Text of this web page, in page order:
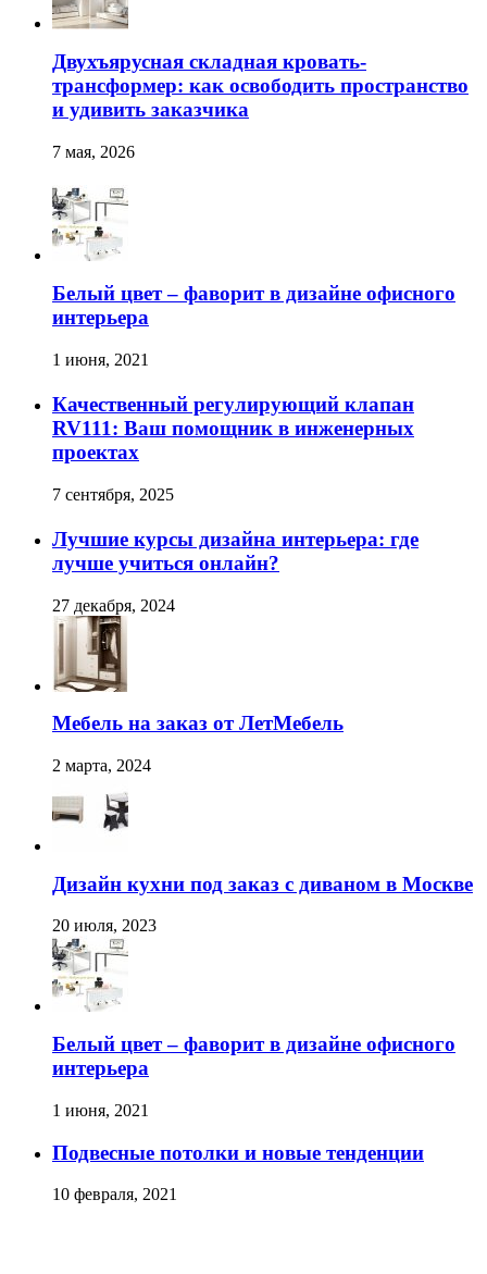
Двухъярусная складная кровать-
трансформер: как освободить пространство
и удивить заказчика
7 мая, 2026
Белый цвет – фаворит в дизайне офисного
интерьера
1 июня, 2021
Качественный регулирующий клапан
RV111: Ваш помощник в инженерных
проектах
7 сентября, 2025
Лучшие курсы дизайна интерьера: где
лучше учиться онлайн?
27 декабря, 2024
Мебель на заказ от ЛетМебель
2 марта, 2024
Дизайн кухни под заказ с диваном в Москве
20 июля, 2023
Белый цвет – фаворит в дизайне офисного
интерьера
1 июня, 2021
Подвесные потолки и новые тенденции
10 февраля, 2021